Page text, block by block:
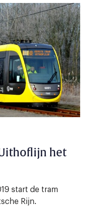
het
start de tram
Rijn.